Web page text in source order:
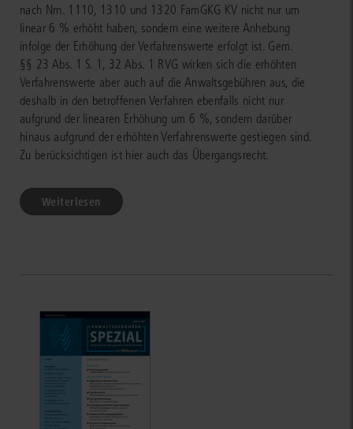
nach Nrn. 1110, 1310 und 1320 FamGKG KV nicht nur um
linear 6 % erhöht haben, sondern eine weitere Anhebung
infolge der Erhöhung der Verfahrenswerte erfolgt ist. Gem.
§§ 23 Abs. 1 S. 1, 32 Abs. 1 RVG wirken sich die erhöhten
Verfahrenswerte aber auch auf die Anwaltsgebühren aus, die
deshalb in den betroffenen Verfahren ebenfalls nicht nur
aufgrund der linearen Erhöhung um 6 %, sondern darüber
hinaus aufgrund der erhöhten Verfahrenswerte gestiegen sind.
Zu berücksichtigen ist hier auch das Übergangsrecht.
Weiterlesen